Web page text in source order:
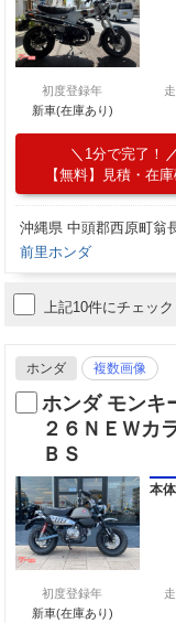
初度登録年
新車(在庫あり)
1分で完了！
【無料】見積・在
沖縄県 中頭郡西原町翁
前里ホンダ
上記10件にチェック
ホンダ 複数画像
ホンダ モン
２６ＮＥＷ
ＢＳ
本
初度登録年
新車(在庫あり)